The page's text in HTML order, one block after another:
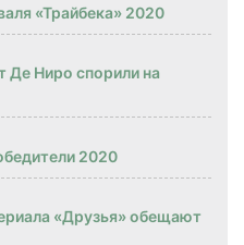
«Трайбека» 2020
Де Ниро спорили на
2020
«Друзья» обещают